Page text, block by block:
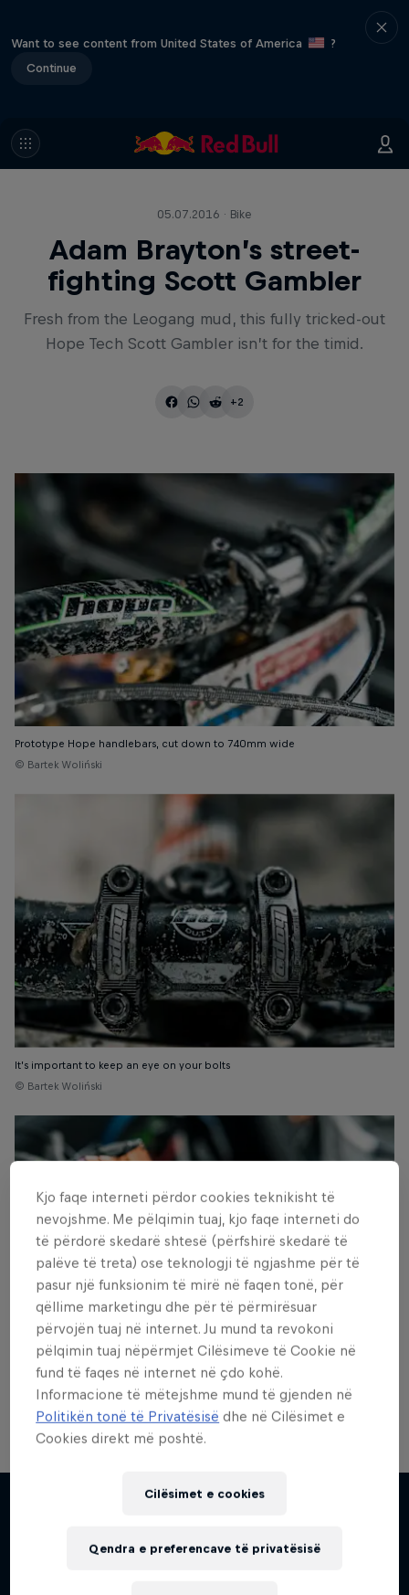
Want to see content from United States of America
?
Continue
05.07.2016 · Bike
Adam Brayton’s street-
fighting Scott Gambler
Fresh from the Leogang mud, this fully tricked-out
Hope Tech Scott Gambler isn’t for the timid.
+2
Prototype Hope handlebars, cut down to 740mm wide
© Bartek Woliński
It’s important to keep an eye on your bolts
© Bartek Woliński
Më shumë si kjo
Kjo faqe interneti përdor cookies teknikisht të
nevojshme. Me pëlqimin tuaj, kjo faqe interneti do
të përdorë skedarë shtesë (përfshirë skedarë të
palëve të treta) ose teknologji të ngjashme për të
pasur një funksionim të mirë në faqen tonë, për
qëllime marketingu dhe për të përmirësuar
përvojën tuaj në internet. Ju mund ta revokoni
pëlqimin tuaj nëpërmjet Cilësimeve të Cookie në
fund të faqes në internet në çdo kohë.
Informacione të mëtejshme mund të gjenden në
Politikën tonë të Privatësisë dhe në Cilësimet e
Cookies direkt më poshtë.
Cilësimet e cookies
Qendra e preferencave të privatësisë